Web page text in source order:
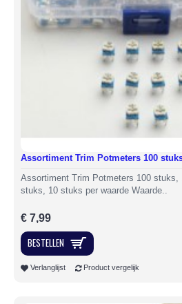
Assortiment Trim Potmeters 100
Assortiment Trim Potmeters 100 stuks,
stuks, 10 stuks per waarde Waarde..
€ 7,99
BESTELLEN
Verlanglijst Product vergelijk